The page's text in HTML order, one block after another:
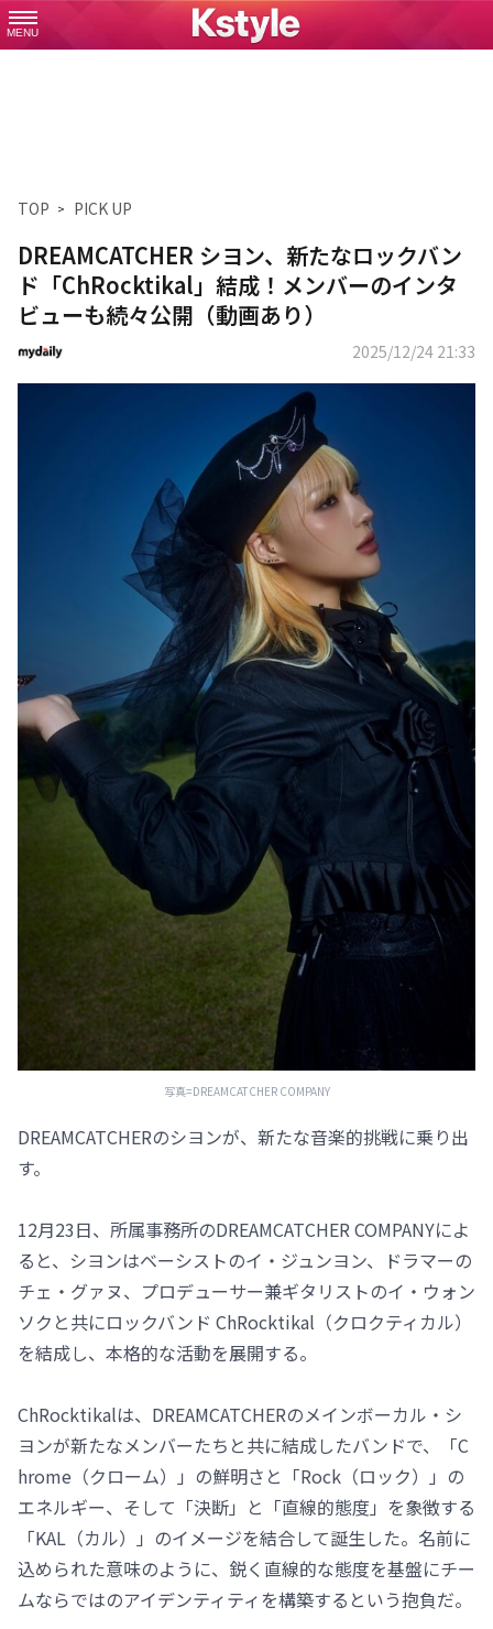
MENU
TOP PICK UP
DREAMCATCHER シヨン、新たなロックバン
ド「ChRocktikal」結成！メンバーのインタ
ビューも続々公開（動画あり）
2025/12/24 21:33
写真=DREAMCATCHER COMPANY
DREAMCATCHERのシヨンが、新たな音楽的挑戦に乗り出
す。
12月23日、所属事務所のDREAMCATCHER COMPANYによ
ると、シヨンはベーシストのイ・ジュンヨン、ドラマーの
チェ・グァヌ、プロデューサー兼ギタリストのイ・ウォン
ソクと共にロックバンド ChRocktikal（クロクティカル）
を結成し、本格的な活動を展開する。
ChRocktikalは、DREAMCATCHERのメインボーカル・シ
ヨンが新たなメンバーたちと共に結成したバンドで、「C
hrome（クローム）」の鮮明さと「Rock（ロック）」の
エネルギー、そして「決断」と「直線的態度」を象徴する
「KAL（カル）」のイメージを結合して誕生した。名前に
込められた意味のように、鋭く直線的な態度を基盤にチー
ムならではのアイデンティティを構築するという抱負だ。